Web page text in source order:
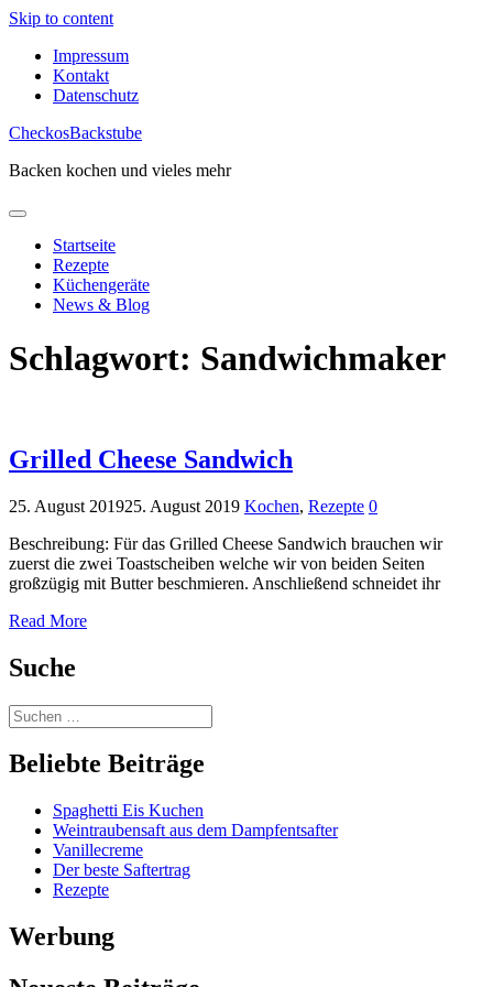
Skip to content
Impressum
Kontakt
Datenschutz
CheckosBackstube
Backen kochen und vieles mehr
Startseite
Rezepte
Küchengeräte
News & Blog
Schlagwort: Sandwichmaker
Grilled Cheese Sandwich
25. August 201925. August 2019 Kochen, Rezepte 0
Beschreibung: Für das Grilled Cheese Sandwich brauchen wir
zuerst die zwei Toastscheiben welche wir von beiden Seiten
großzügig mit Butter beschmieren. Anschließend schneidet ihr
Read More
Suche
Beliebte Beiträge
Spaghetti Eis Kuchen
Weintraubensaft aus dem Dampfentsafter
Vanillecreme
Der beste Saftertrag
Rezepte
Werbung